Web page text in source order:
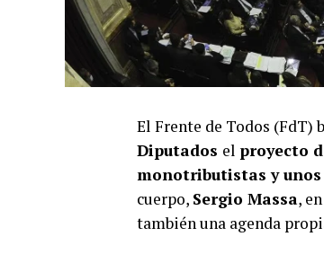
El Frente de Todos (FdT)
Diputados el proyecto
monotributistas y
cuerpo, Sergio Massa,
también una agenda